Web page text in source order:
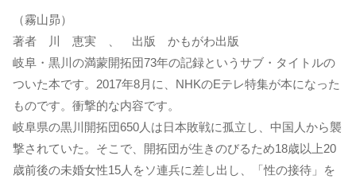
（霧山昴）
著者 川 恵実 、 出版 かもがわ出版
岐阜・黒川の満蒙開拓団73年の記録というサブ・タイトルの
ついた本です。2017年8月に、NHKのEテレ特集が本になった
ものです。衝撃的な内容です。
岐阜県の黒川開拓団650人は日本敗戦に孤立し、中国人から襲
撃されていた。そこで、開拓団が生きのびるため18歳以上20
歳前後の未婚女性15人をソ連兵に差し出し、「性の接待」を